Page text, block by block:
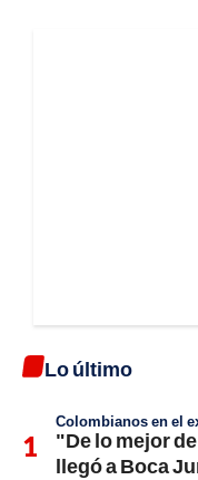
Lo último
Colombianos en el
"De lo mejor
llegó a Boca